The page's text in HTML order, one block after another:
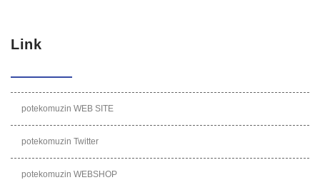
Link
potekomuzin WEB SITE
potekomuzin Twitter
potekomuzin WEBSHOP